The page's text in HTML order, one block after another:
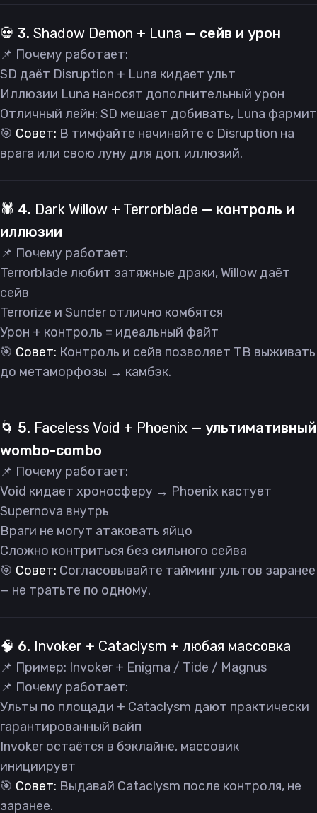
💀 3. Shadow Demon + Luna — сейв и урон
📌 Почему работает:
SD даёт Disruption + Luna кидает ульт
Иллюзии Luna наносят дополнительный урон
Отличный лейн: SD мешает добивать, Luna фармит
🎯 Совет: В тимфайте начинайте с Disruption на
врага или свою луну для доп. иллюзий.
🕷 4. Dark Willow + Terrorblade — контроль и
иллюзии
📌 Почему работает:
Terrorblade любит затяжные драки, Willow даёт
сейв
Terrorize и Sunder отлично комбятся
Урон + контроль = идеальный файт
🎯 Совет: Контроль и сейв позволяет TB выживать
до метаморфозы → камбэк.
🌀 5. Faceless Void + Phoenix — ультимативный
wombo-combo
📌 Почему работает:
Void кидает хроносферу → Phoenix кастует
Supernova внутрь
Враги не могут атаковать яйцо
Сложно контриться без сильного сейва
🎯 Совет: Согласовывайте тайминг ультов заранее
— не тратьте по одному.
🧠 6. Invoker + Cataclysm + любая массовка
📌 Пример: Invoker + Enigma / Tide / Magnus
📌 Почему работает:
Ульты по площади + Cataclysm дают практически
гарантированный вайп
Invoker остаётся в бэклайне, массовик
инициирует
🎯 Совет: Выдавай Cataclysm после контроля, не
заранее.